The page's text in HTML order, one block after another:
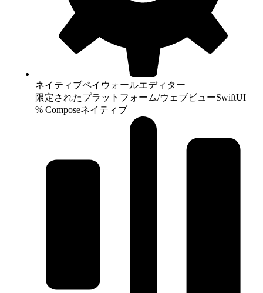
ネイティブペイウォールエディター
限定されたプラットフォーム/ウェブビューSwiftUI
% Composeネイティブ